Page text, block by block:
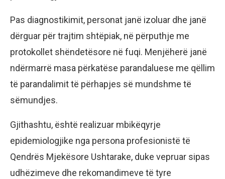
Pas diagnostikimit, personat janë izoluar dhe janë
dërguar për trajtim shtëpiak, në përputhje me
protokollet shëndetësore në fuqi. Menjëherë janë
ndërmarrë masa përkatëse parandaluese me qëllim
të parandalimit të përhapjes së mundshme të
sëmundjes.
Gjithashtu, është realizuar mbikëqyrje
epidemiologjike nga persona profesionistë të
Qendrës Mjekësore Ushtarake, duke vepruar sipas
udhëzimeve dhe rekomandimeve të tyre